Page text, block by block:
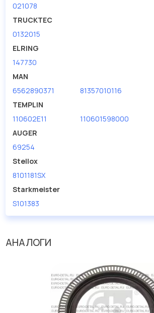
021078
TRUCKTEC
0132015
ELRING
147730
MAN
6562890371
81357010116
TEMPLIN
110602E11
110601598000
AUGER
69254
Stellox
8101181SX
Starkmeister
S101383
АНАЛОГИ